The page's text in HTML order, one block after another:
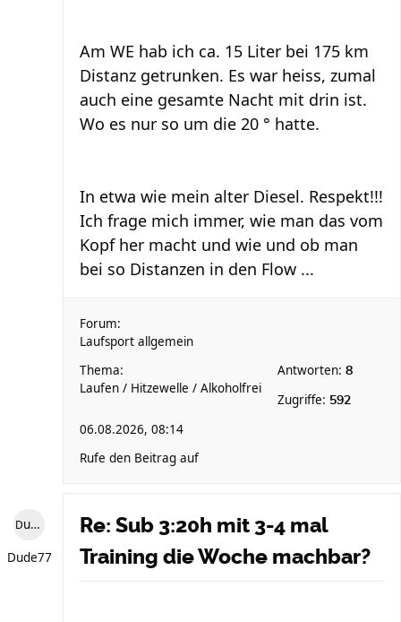
Am WE hab ich ca. 15 Liter bei 175 km
Distanz getrunken. Es war heiss, zumal
auch eine gesamte Nacht mit drin ist.
Wo es nur so um die 20 ° hatte.
In etwa wie mein alter Diesel. Respekt!!!
Ich frage mich immer, wie man das vom
Kopf her macht und wie und ob man
bei so Distanzen in den Flow ...
Forum:
Laufsport allgemein
Thema:
Laufen / Hitzewelle / Alkoholfrei
Antworten: 8
Zugriffe: 592
06.08.2026, 08:14
Rufe den Beitrag auf
Dude77
Dude77
Re: Sub 3:20h mit 3-4 mal
Training die Woche machbar?